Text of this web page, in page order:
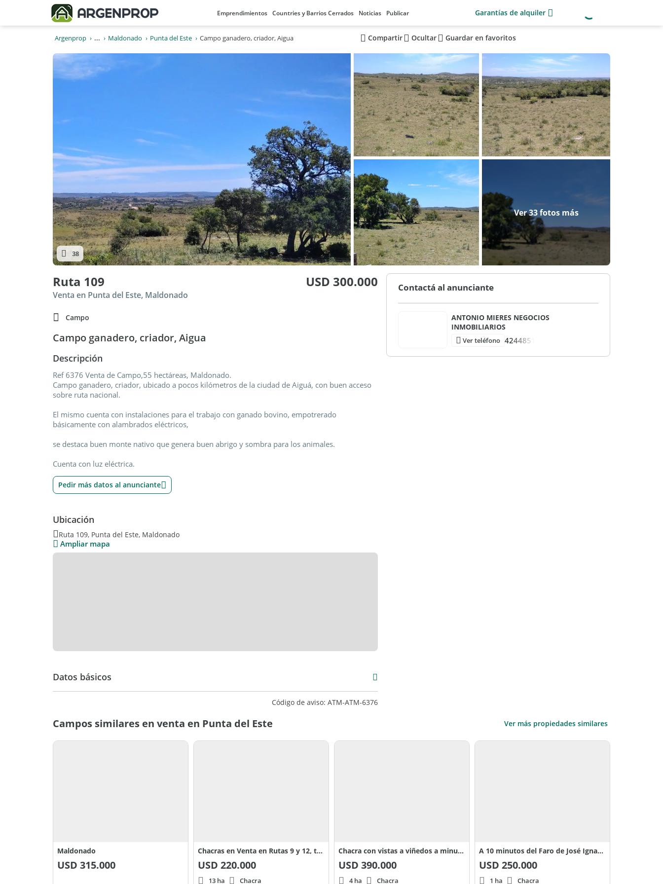
Emprendimientos Countries y Barrios Cerrados Noticias Publicar Garantías de alquiler
Argenprop ... Maldonado Punta del Este Campo ganadero, criador, Aigua Compartir Ocultar Guardar en favoritos
Ver 33 fotos más
38
Ruta 109 USD 300.000
Venta en Punta del Este, Maldonado
Campo
Campo ganadero, criador, Aigua
Descripción
Ref 6376 Venta de Campo,55 hectáreas, Maldonado.
Campo ganadero, criador, ubicado a pocos kilómetros de la ciudad de Aiguá, con buen acceso
sobre ruta nacional.
El mismo cuenta con instalaciones para el trabajo con ganado bovino, empotrerado
básicamente con alambrados eléctricos,
se destaca buen monte nativo que genera buen abrigo y sombra para los animales.
Cuenta con luz eléctrica.
Pedir más datos al anunciante
Ubicación
Ruta 109, Punta del Este, Maldonado
Ampliar mapa
Datos básicos
Código de aviso: ATM-ATM-6376
Contactá al anunciante
ANTONIO MIERES NEGOCIOS
INMOBILIARIOS
Ver teléfono 4244851
Campos similares en venta en Punta del Este Ver más propiedades similares
Maldonado
USD 315.000
Chacras en Venta en Rutas 9 y 12, total 12.6 hectáreas
USD 220.000
13 ha Chacra
Chacra con vistas a viñedos a minutos del Faro de José Ignacio
USD 390.000
4 ha Chacra
A 10 minutos del Faro de José Ignacio
USD 250.000
1 ha Chacra